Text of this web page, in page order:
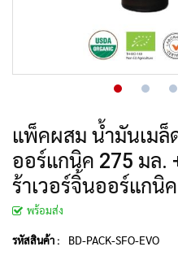
แพ็คผสม น้ำมันเมล็
ออร์แกนิค 275 มล.
ร้าเวอร์จิ้นออร์แกนิ
พร้อมส่ง
รหัสสินค้า : BD-PACK-SFO-EVO